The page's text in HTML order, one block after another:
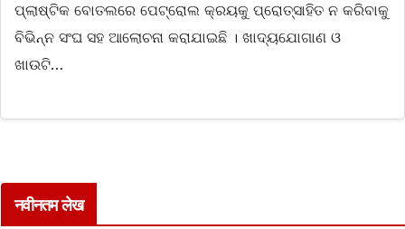
ପ୍ଲାଷ୍ଟିକ ବୋତଲରେ ପେଟ୍ରୋଲ କ୍ରୟକୁ ପ୍ରୋତ୍ସାହିତ ନ କରିବାକୁ
ବିଭିନ୍ନ ସଂଘ ସହ ଆଲୋଚନା କରାଯାଇଛି । ଖାଦ୍ୟଯୋଗାଣ ଓ
ଖାଉଟି…
नवीनतम लेख